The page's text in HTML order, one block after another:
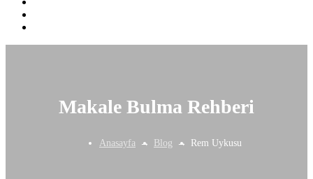
Makale Bulma Rehberi
Anasayfa Blog Rem Uykusu